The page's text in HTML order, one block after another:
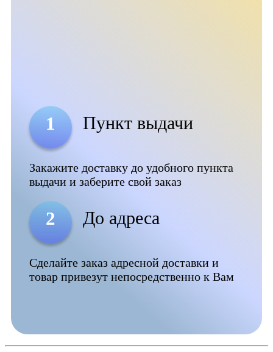
1 Пункт выдачи
Закажите доставку до удобного пункта
выдачи и заберите свой заказ
2 До адреса
Сделайте заказ адресной доставки и
товар привезут непосредственно к Вам